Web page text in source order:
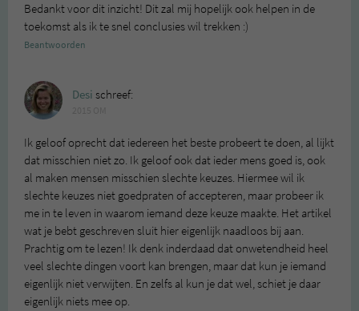
Bedankt voor dit inzicht! Dit zal mij hopelijk ook helpen in de
toekomst als ik te snel conclusies wil trekken :)
Beantwoorden
Desi schreef:
Ik geloof oprecht dat iedereen het beste probeert te doen, al lijkt
dat misschien niet zo. Ik geloof ook dat ieder mens goed is, ook
al maken mensen misschien slechte keuzes. Hiermee wil ik
slechte keuzes niet goedpraten of accepteren, maar probeer ik
me in te leven in waarom iemand deze keuze maakte. Het artikel
wat je bebt geschreven sluit hier eigenlijk naadloos bij aan.
Prachtig om te lezen! Ik denk inderdaad dat onwetendheid heel
veel slechte dingen voort kan brengen, maar dat kun je iemand
eigenlijk niet verwijten. En zelfs al kun je dat wel, schiet je daar
eigenlijk niets mee op.